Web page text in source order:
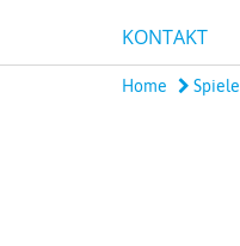
KONTAKT
Home